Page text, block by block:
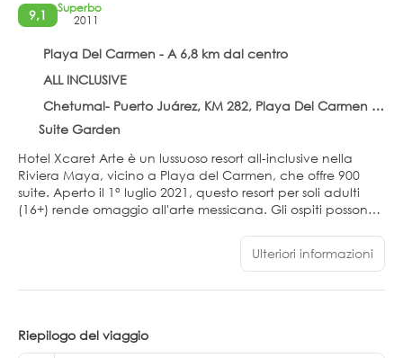
9,1
Superbo
2011
Playa Del Carmen - A 6,8 km dal centro
ALL INCLUSIVE
Chetumal- Puerto Juárez, KM 282, Playa Del Carmen 77710
Suite Garden
Hotel Xcaret Arte è un lussuoso resort all-inclusive nella
Riviera Maya, vicino a Playa del Carmen, che offre 900
suite. Aperto il 1° luglio 2021, questo resort per soli adulti
(16+) rende omaggio all'arte messicana. Gli ospiti possono
tessitura, pittura e cucina vegana. L'esperienza all-inclusive
si estende all'accesso illimitato a nove parchi e tour iconici
Xplor e Xplor Fuego. Sono inclusi anche i trasferimenti
decorata in modo unico con elementi artigianali messicani
e accessori biologici. Al momento del check-in è richiesto
Ulteriori informazioni
Riepilogo del viaggio